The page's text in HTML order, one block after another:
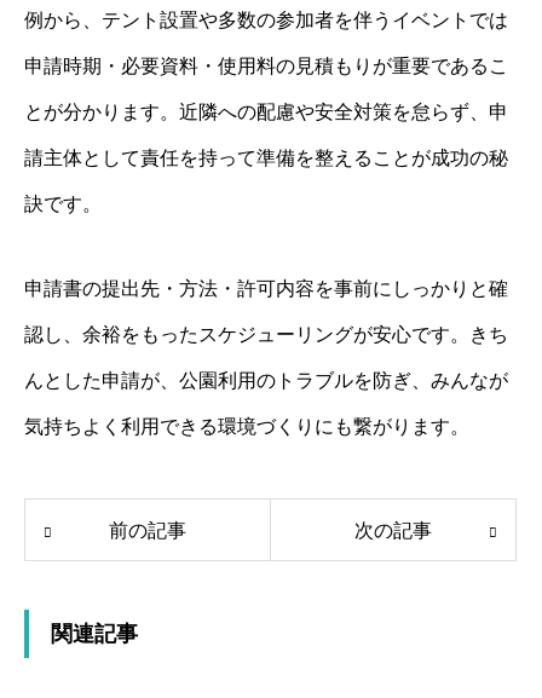
例から、テント設置や多数の参加者を伴うイベントでは
申請時期・必要資料・使用料の見積もりが重要であるこ
とが分かります。近隣への配慮や安全対策を怠らず、申
請主体として責任を持って準備を整えることが成功の秘
訣です。
申請書の提出先・方法・許可内容を事前にしっかりと確
認し、余裕をもったスケジューリングが安心です。きち
んとした申請が、公園利用のトラブルを防ぎ、みんなが
気持ちよく利用できる環境づくりにも繋がります。
前の記事 次の記事
関連記事